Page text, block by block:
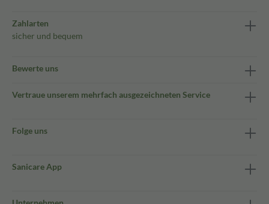
Zahlarten
sicher und bequem
Bewerte uns
Vertraue unserem mehrfach ausgezeichneten Service
Folge uns
Sanicare App